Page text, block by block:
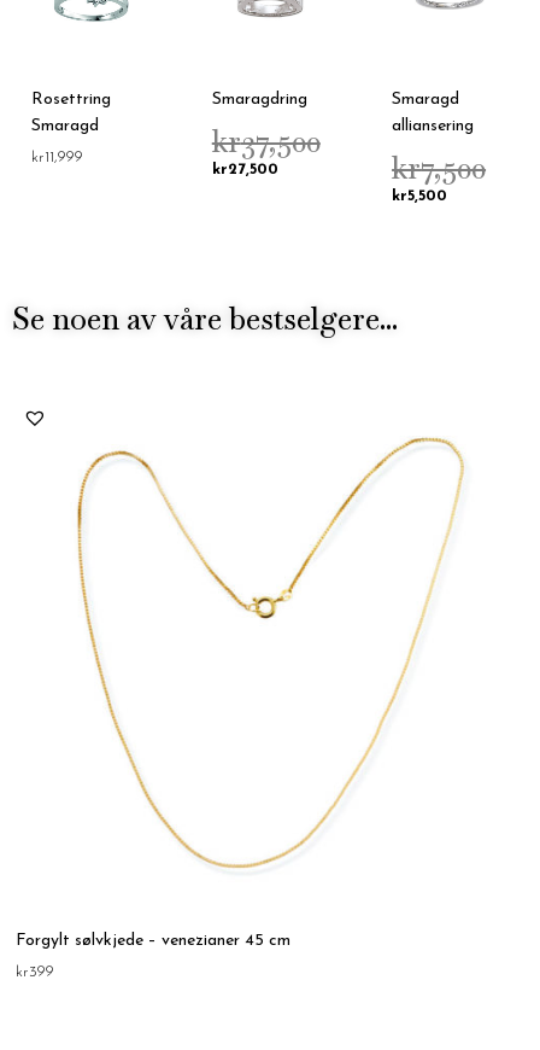
Rosettring
Smaragd
kr11,999
Smaragdring
kr37,500
kr27,500
Smaragd
alliansering
kr7,500
kr5,500
Se noen av våre bestselgere...
Forgylt sølvkjede – venezianer 45 cm
kr399